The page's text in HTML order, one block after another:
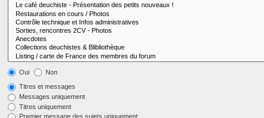
Oui Non
Titres et messages
Messages uniquement
Titres uniquement
Premier message des sujets uniquement